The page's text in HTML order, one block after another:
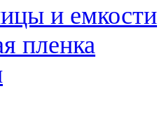
и емкости
пленка